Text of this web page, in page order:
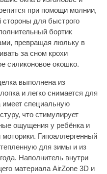
при помощи молнии,
стороны для быстрого
бортик
превращая люльку в
за сном крохи
силиконовое окошко.
выполнена из
и легко снимается для
имеет специальную
что стимулирует
ощущения у ребёнка и
Гипоаллергенный
для зимы и из
Наполнитель внутри
материала AirZone 3D и